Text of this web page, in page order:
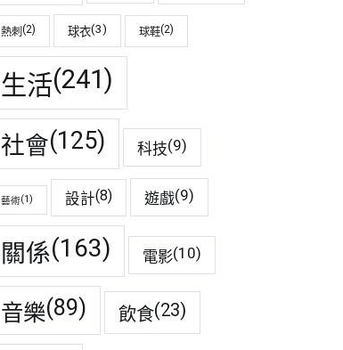
熱刺 (2) 球衣(3) 球鞋(2)
生活(241)
社會(125) 科技(9)
藝術(1) 設計(8) 遊戲(9)
關係(163) 電影(10)
音樂(89) 飲食(23)